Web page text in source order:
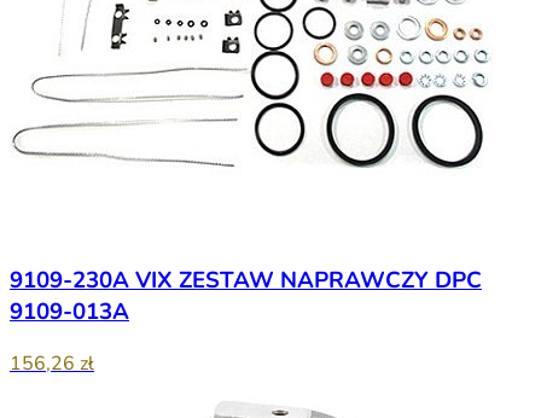
9109-230A VIX ZESTAW NAPRAWCZY DPC
9109-013A
156,26 zł